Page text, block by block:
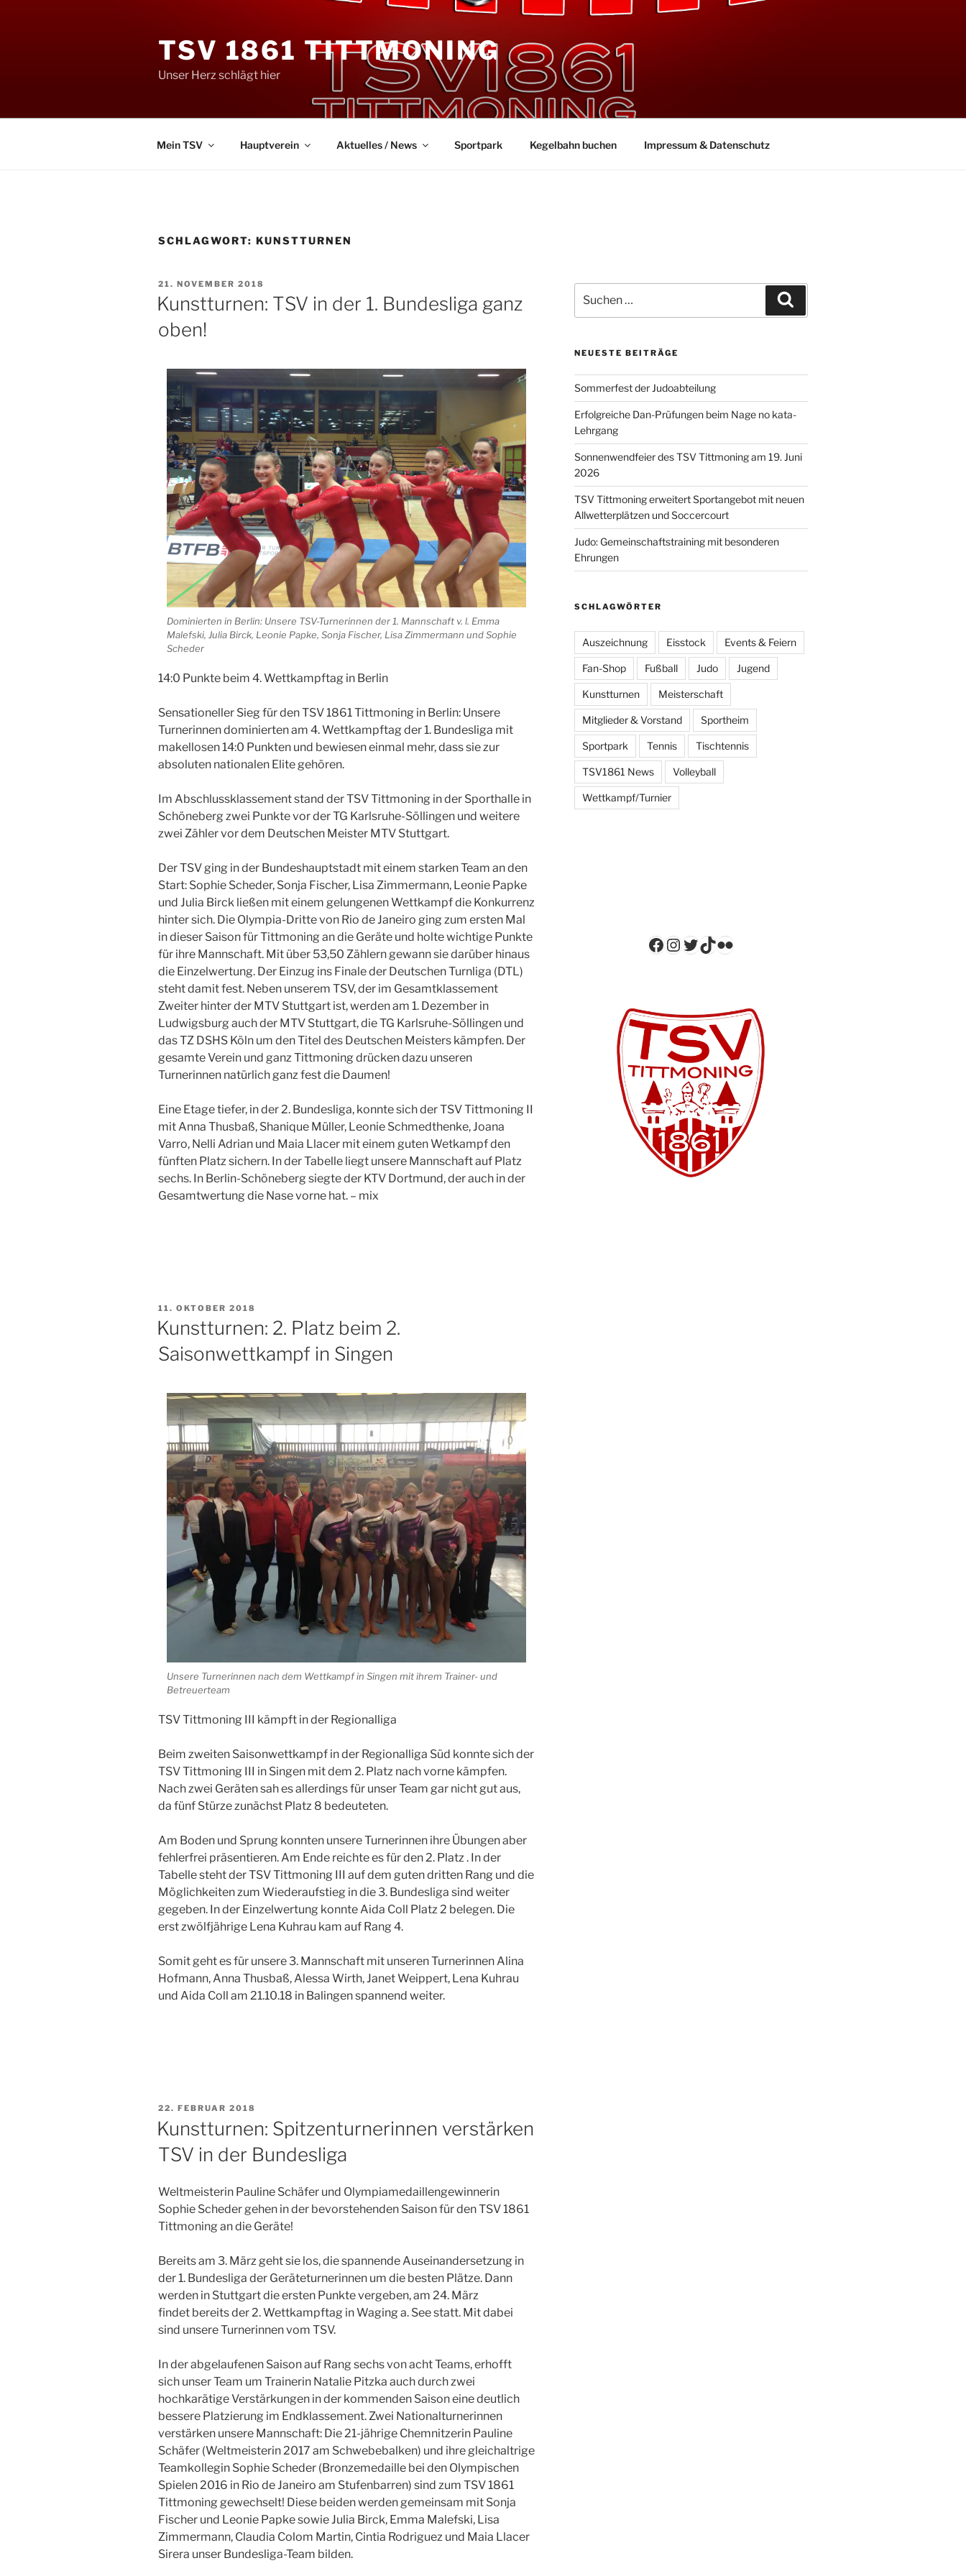
TSV 1861 TITTMONING
Unser Herz schlägt hier
Mein TSV Hauptverein Aktuelles / News Sportpark Kegelbahn buchen Impressum & Datenschutz
SCHLAGWORT: KUNSTTURNEN
VERÖFFENTLICHT
AM
21. NOVEMBER 2018
Kunstturnen: TSV in der 1. Bundesliga ganz
oben!
Dominierten in Berlin: Unsere TSV-Turnerinnen der 1. Mannschaft v. l. Emma
Malefski, Julia Birck, Leonie Papke, Sonja Fischer, Lisa Zimmermann und Sophie
Scheder
14:0 Punkte beim 4. Wettkampftag in Berlin
Sensationeller Sieg für den TSV 1861 Tittmoning in Berlin: Unsere
Turnerinnen dominierten am 4. Wettkampftag der 1. Bundesliga mit
makellosen 14:0 Punkten und bewiesen einmal mehr, dass sie zur
absoluten nationalen Elite gehören.
Im Abschlussklassement stand der TSV Tittmoning in der Sporthalle in
Schöneberg zwei Punkte vor der TG Karlsruhe-Söllingen und weitere
zwei Zähler vor dem Deutschen Meister MTV Stuttgart.
Der TSV ging in der Bundeshauptstadt mit einem starken Team an den
Start: Sophie Scheder, Sonja Fischer, Lisa Zimmermann, Leonie Papke
und Julia Birck ließen mit einem gelungenen Wettkampf die Konkurrenz
hinter sich. Die Olympia-Dritte von Rio de Janeiro ging zum ersten Mal
in dieser Saison für Tittmoning an die Geräte und holte wichtige Punkte
für ihre Mannschaft. Mit über 53,50 Zählern gewann sie darüber hinaus
die Einzelwertung. Der Einzug ins Finale der Deutschen Turnliga (DTL)
steht damit fest. Neben unserem TSV, der im Gesamtklassement
Zweiter hinter der MTV Stuttgart ist, werden am 1. Dezember in
Ludwigsburg auch der MTV Stuttgart, die TG Karlsruhe-Söllingen und
das TZ DSHS Köln um den Titel des Deutschen Meisters kämpfen. Der
gesamte Verein und ganz Tittmoning drücken dazu unseren
Turnerinnen natürlich ganz fest die Daumen!
Eine Etage tiefer, in der 2. Bundesliga, konnte sich der TSV Tittmoning II
mit Anna Thusbaß, Shanique Müller, Leonie Schmedthenke, Joana
Varro, Nelli Adrian und Maia Llacer mit einem guten Wetkampf den
fünften Platz sichern. In der Tabelle liegt unsere Mannschaft auf Platz
sechs. In Berlin-Schöneberg siegte der KTV Dortmund, der auch in der
Gesamtwertung die Nase vorne hat. – mix
VERÖFFENTLICHT
AM
11. OKTOBER 2018
Kunstturnen: 2. Platz beim 2.
Saisonwettkampf in Singen
Unsere Turnerinnen nach dem Wettkampf in Singen mit ihrem Trainer- und
Betreuerteam
TSV Tittmoning III kämpft in der Regionalliga
Beim zweiten Saisonwettkampf in der Regionalliga Süd konnte sich der
TSV Tittmoning III in Singen mit dem 2. Platz nach vorne kämpfen.
Nach zwei Geräten sah es allerdings für unser Team gar nicht gut aus,
da fünf Stürze zunächst Platz 8 bedeuteten.
Am Boden und Sprung konnten unsere Turnerinnen ihre Übungen aber
fehlerfrei präsentieren. Am Ende reichte es für den 2. Platz . In der
Tabelle steht der TSV Tittmoning III auf dem guten dritten Rang und die
Möglichkeiten zum Wiederaufstieg in die 3. Bundesliga sind weiter
gegeben. In der Einzelwertung konnte Aida Coll Platz 2 belegen. Die
erst zwölfjährige Lena Kuhrau kam auf Rang 4.
Somit geht es für unsere 3. Mannschaft mit unseren Turnerinnen Alina
Hofmann, Anna Thusbaß, Alessa Wirth, Janet Weippert, Lena Kuhrau
und Aida Coll am 21.10.18 in Balingen spannend weiter.
VERÖFFENTLICHT
AM
22. FEBRUAR 2018
Kunstturnen: Spitzenturnerinnen verstärken
TSV in der Bundesliga
Weltmeisterin Pauline Schäfer und Olympiamedaillengewinnerin
Sophie Scheder gehen in der bevorstehenden Saison für den TSV 1861
Tittmoning an die Geräte!
Bereits am 3. März geht sie los, die spannende Auseinandersetzung in
der 1. Bundesliga der Geräteturnerinnen um die besten Plätze. Dann
werden in Stuttgart die ersten Punkte vergeben, am 24. März
findet bereits der 2. Wettkampftag in Waging a. See statt. Mit dabei
sind unsere Turnerinnen vom TSV.
In der abgelaufenen Saison auf Rang sechs von acht Teams, erhofft
sich unser Team um Trainerin Natalie Pitzka auch durch zwei
hochkarätige Verstärkungen in der kommenden Saison eine deutlich
bessere Platzierung im Endklassement. Zwei Nationalturnerinnen
verstärken unsere Mannschaft: Die 21-jährige Chemnitzerin Pauline
Schäfer (Weltmeisterin 2017 am Schwebebalken) und ihre gleichaltrige
Teamkollegin Sophie Scheder (Bronzemedaille bei den Olympischen
Spielen 2016 in Rio de Janeiro am Stufenbarren) sind zum TSV 1861
Tittmoning gewechselt! Diese beiden werden gemeinsam mit Sonja
Fischer und Leonie Papke sowie Julia Birck, Emma Malefski, Lisa
Zimmermann, Claudia Colom Martin, Cintia Rodriguez und Maia Llacer
Sirera unser Bundesliga-Team bilden.
nach:
NEUESTE BEITRÄGE
Sommerfest der Judoabteilung
Erfolgreiche Dan-Prüfungen beim Nage no kata-
Lehrgang
Sonnenwendfeier des TSV Tittmoning am 19. Juni
2026
TSV Tittmoning erweitert Sportangebot mit neuen
Allwetterplätzen und Soccercourt
Judo: Gemeinschaftstraining mit besonderen
Ehrungen
SCHLAGWÖRTER
Auszeichnung Eisstock Events & Feiern
Fan-Shop Fußball Judo Jugend
Kunstturnen Meisterschaft
Mitglieder & Vorstand Sportheim
Sportpark Tennis Tischtennis
TSV1861 News Volleyball
Wettkampf/Turnier
Facebook
Instagram
Twitter
TikTok
Flickr